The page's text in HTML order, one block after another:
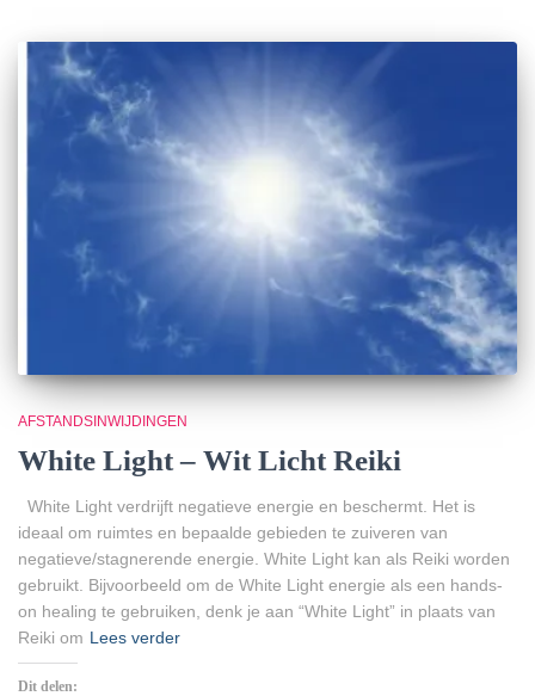
AFSTANDSINWIJDINGEN
White Light – Wit Licht Reiki
White Light verdrijft negatieve energie en beschermt. Het is
ideaal om ruimtes en bepaalde gebieden te zuiveren van
negatieve/stagnerende energie. White Light kan als Reiki worden
gebruikt. Bijvoorbeeld om de White Light energie als een hands-
on healing te gebruiken, denk je aan “White Light” in plaats van
Reiki om Lees verder
Dit delen: